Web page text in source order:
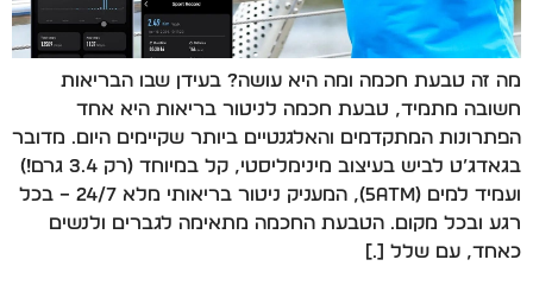
מה זה טבעת חכמה ומה היא עושה? בעידן שבו הבריאות
חשובה מתמיד, טבעת חכמה לניטור בריאות היא אחד
הפתרונות המתקדמים והאלגנטיים ביותר שקיימים היום. מדובר
בגאדג’ט לביש בעיצוב מינימליסטי, קל במיוחד (רק 3.4 גרם!)
ועמיד למים (5ATM), המעניק ניטור בריאותי מלא 24/7 – בכל
רגע ובכל מקום. הטבעת החכמה מתאימה לגברים ולנשים
כאחד, עם שלל […]